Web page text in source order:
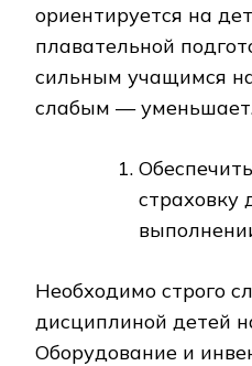
ориентируется на
плавательной
сильным учащимся
слабым —
страховку
Необходимо строго
дисциплиной детей
Оборудование и